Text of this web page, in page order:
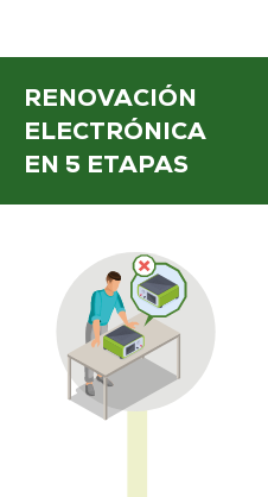
RENOVACIÓN
ELECTRÓNICA
EN 5 ETAPAS